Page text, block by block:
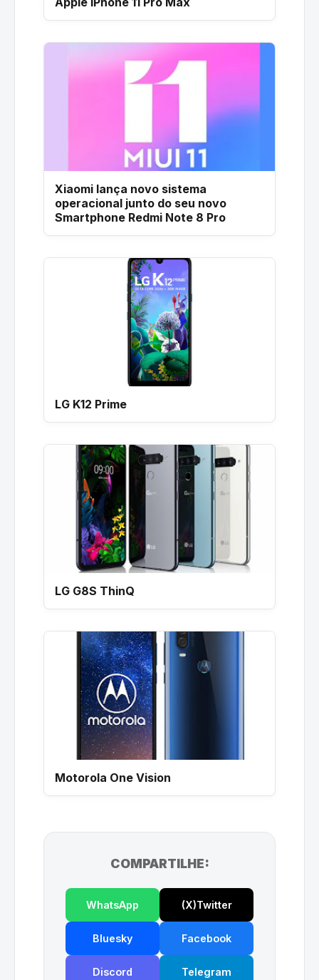
Xiaomi lança novo sistema
operacional junto do seu novo
Smartphone Redmi Note 8 Pro
LG K12 Prime
LG G8S ThinQ
Motorola One Vision
COMPARTILHE:
WhatsApp (X)Twitter
Bluesky Facebook
Discord Telegram